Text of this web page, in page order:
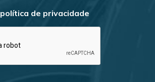
política de privacidade